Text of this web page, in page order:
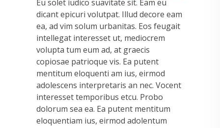
Eu solet iudico suavitate sit. Eam eu
dicant epicuri volutpat. Illud decore eam
ea, ad vim solum urbanitas. Eos feugait
intellegat interesset ut, mediocrem
volupta tum eum ad, at graecis
copiosae patrioque vis. Ea putent
mentitum eloquenti am ius, eirmod
adolescens interpretaris an nec. Vocent
interesset temporibus etcu. Probo
dolorum sea ea. Ea putent mentitum
eloquentiam ius, eirmod adolentum